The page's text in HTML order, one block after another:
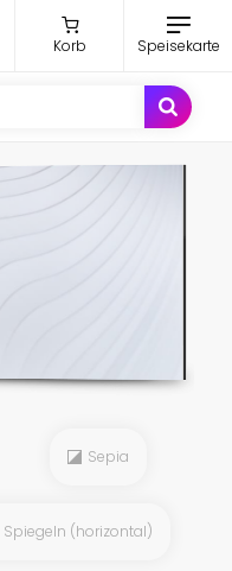
Korb Speisekarte
Sepia
Spiegeln (horizontal)